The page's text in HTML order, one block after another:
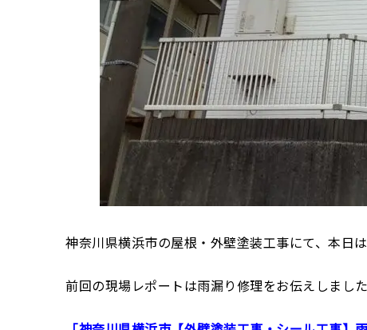
神奈川県横浜市の屋根・外壁塗装工事にて、本日
前回の現場レポートは雨漏り修理をお伝えしまし